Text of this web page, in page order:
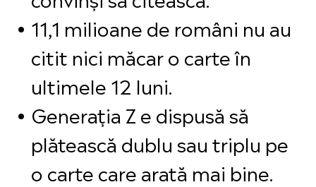
11,1 milioane de români nu au
citit nici măcar o carte în
ultimele 12 luni.
Generația Z e dispusă să
plătească dublu sau triplu pe
o carte care arată mai bine.